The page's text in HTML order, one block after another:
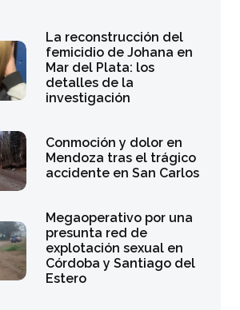
La reconstrucción del
femicidio de Johana en
Mar del Plata: los
detalles de la
investigación
Conmoción y dolor en
Mendoza tras el trágico
accidente en San Carlos
Megaoperativo por una
presunta red de
explotación sexual en
Córdoba y Santiago del
Estero